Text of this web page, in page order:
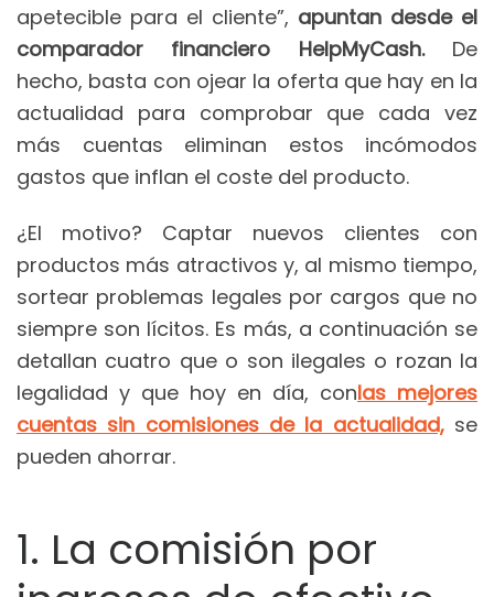
apetecible para el cliente”, apuntan desde el
comparador financiero HelpMyCash.De
hecho, basta con ojear la oferta que hay en la
actualidad para comprobar que cada vez
más cuentas eliminan estos incómodos
gastos que inflan el coste del producto.
¿El motivo? Captar nuevos clientes con
productos más atractivos y, al mismo tiempo,
sortear problemas legales por cargos que no
siempre son lícitos. Es más, a continuación se
detallan cuatro que o son ilegales o rozan la
legalidad y que hoy en día, conlas mejores
cuentas sin comisiones de la actualidad,se
pueden ahorrar.
1. La comisión por